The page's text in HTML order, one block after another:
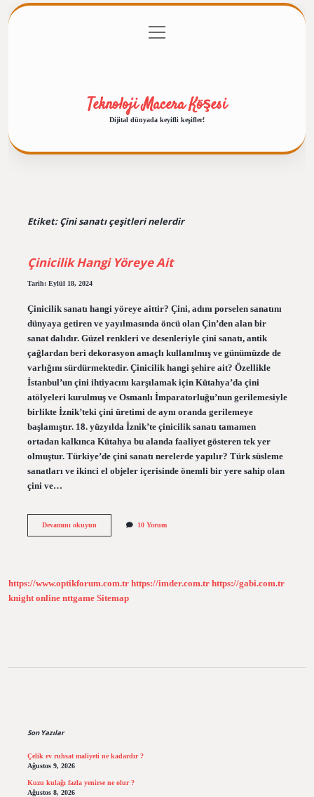
Gizlilik Politikası
menüyü
aç
Teknoloji Macera Köşesi
Dijital dünyada keyifli keşifler!
Etiket:Çini sanatı çeşitleri nelerdir
Çinicilik Hangi Yöreye Ait
Tarih: Eylül 18, 2024
Çinicilik sanatı hangi yöreye aittir? Çini, adını porselen sanatını
dünyaya getiren ve yayılmasında öncü olan Çin’den alan bir
sanat dalıdır. Güzel renkleri ve desenleriyle çini sanatı, antik
çağlardan beri dekorasyon amaçlı kullanılmış ve günümüzde de
varlığını sürdürmektedir. Çinicilik hangi şehire ait? Özellikle
İstanbul’un çini ihtiyacını karşılamak için Kütahya’da çini
atölyeleri kurulmuş ve Osmanlı İmparatorluğu’nun gerilemesiyle
birlikte İznik’teki çini üretimi de aynı oranda gerilemeye
başlamıştır. 18. yüzyılda İznik’te çinicilik sanatı tamamen
ortadan kalkınca Kütahya bu alanda faaliyet gösteren tek yer
olmuştur. Türkiye’de çini sanatı nerelerde yapılır? Türk süsleme
sanatları ve ikinci el objeler içerisinde önemli bir yere sahip olan
çini ve…
Devamını okuyunÇinicilik
10 Yorum
https://www.optikforum.com.tr https://imder.com.tr https://gabi.com.tr
knight online nttgame Sitemap
Son Yazılar
Çelik ev ruhsat maliyeti ne kadardır ?
Ağustos 9, 2026
Kuzu kulağı fazla yenirse ne olur ?
Ağustos 8, 2026